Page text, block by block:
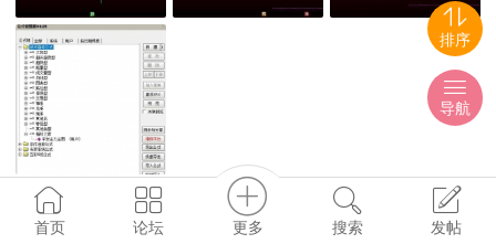
0
首页
论坛 更多 搜索 发帖
排序
导航